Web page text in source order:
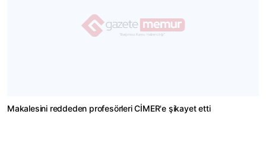
Makalesini reddeden profesörleri CİMER'e şikayet etti